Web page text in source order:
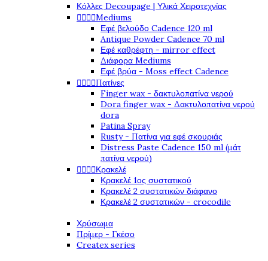
Κόλλες Decoupage | Υλικά Χειροτεχνίας
Mediums
Εφέ βελούδο Cadence 120 ml
Antique Powder Cadence 70 ml
Εφέ καθρέφτη - mirror effect
Διάφορα Mediums
Εφέ βρύα - Moss effect Cadence
Πατίνες
Finger wax - δακτυλοπατίνα νερού
Dora finger wax - Δακτυλοπατίνα νερού
dora
Patina Spray
Rusty - Πατίνα για εφέ σκουριάς
Distress Paste Cadence 150 ml (μάτ
πατίνα νερού)
Κρακελέ
Κρακελέ 1ος συστατικού
Κρακελέ 2 συστατικών διάφανο
Κρακελέ 2 συστατικών - crocodile
Χρύσωμα
Πρίμερ - Γκέσο
Createx series